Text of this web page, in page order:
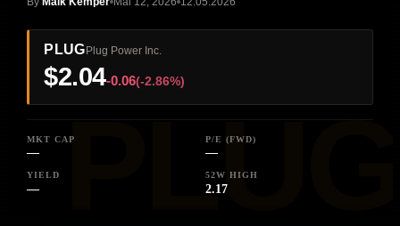
PLUG Plug Power Inc.
$2.04-0.06(-2.86%)
MKT CAP
—
P/E (FWD)
—
YIELD
—
52W HIGH
2.17